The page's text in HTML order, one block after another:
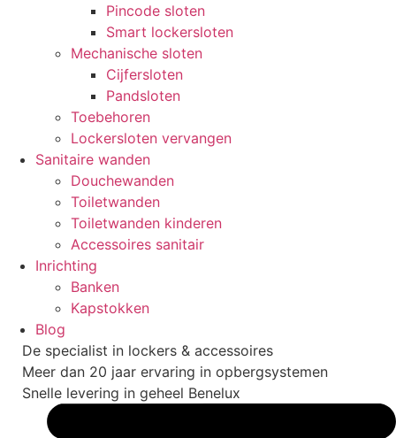
Pincode sloten
Smart lockersloten
Mechanische sloten
Cijfersloten
Pandsloten
Toebehoren
Lockersloten vervangen
Sanitaire wanden
Douchewanden
Toiletwanden
Toiletwanden kinderen
Accessoires sanitair
Inrichting
Banken
Kapstokken
Blog
De specialist in lockers & accessoires
Meer dan 20 jaar ervaring in opbergsystemen
Snelle levering in geheel Benelux